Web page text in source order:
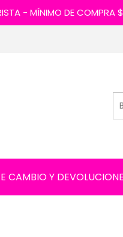
- MÍNIMO DE COMPRA
CAMBIO Y